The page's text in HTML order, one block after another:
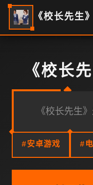
《校长先生
《校长
《校长先生
#安卓游戏 #